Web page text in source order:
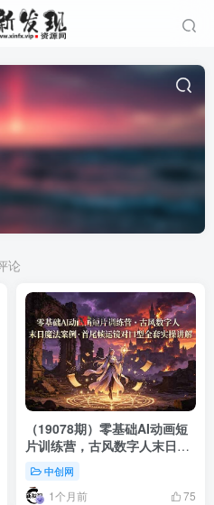
论
（19078期）零基础AI动画短
片训练营，古风数字人末日魔
法案例，首尾帧运镜对口型全
套实操讲解
中创网
1个月前 75